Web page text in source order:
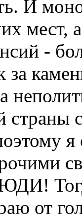
И
мест,
-
за
я
от